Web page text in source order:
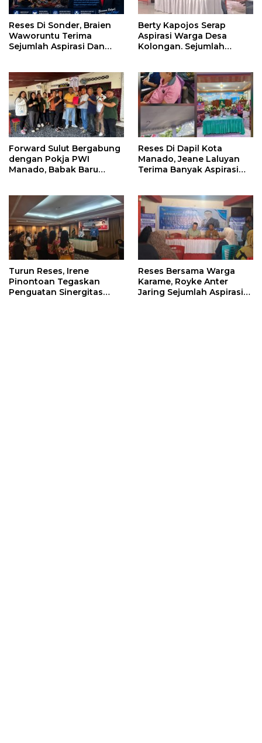
Reses Di Sonder, Braien
Waworuntu Terima
Sejumlah Aspirasi Dan
Berty Kapojos Serap
Aspirasi Warga Desa
Kolongan. Sejumlah
Forward Sulut Bergabung
dengan Pokja PWI
Manado, Babak Baru
Reses Di Dapil Kota
Manado, Jeane Laluyan
Terima Banyak Aspirasi
Turun Reses, Irene
Pinontoan Tegaskan
Penguatan Sinergitas
Reses Bersama Warga
Karame, Royke Anter
Jaring Sejumlah Aspirasi